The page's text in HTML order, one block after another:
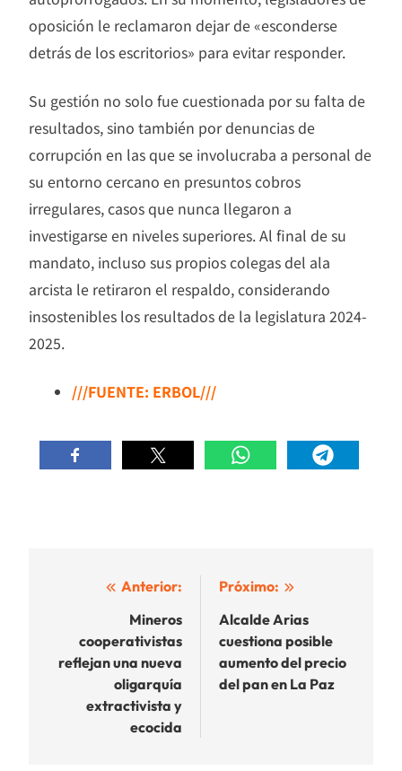
oposición le reclamaron dejar de «esconderse
detrás de los escritorios» para evitar responder.
Su gestión no solo fue cuestionada por su falta de
resultados, sino también por denuncias de
corrupción en las que se involucraba a personal de
su entorno cercano en presuntos cobros
irregulares, casos que nunca llegaron a
investigarse en niveles superiores. Al final de su
mandato, incluso sus propios colegas del ala
arcista le retiraron el respaldo, considerando
insostenibles los resultados de la legislatura 2024-
2025.
///FUENTE: ERBOL///
Navegación
entradas
Anterior:
Mineros
cooperativistas
reflejan una nueva
oligarquía
extractivista y
ecocida
Próximo:
Alcalde Arias
cuestiona posible
aumento del precio
del pan en La Paz